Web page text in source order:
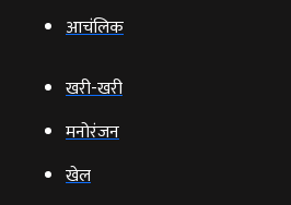
आचंलिक
खरी-खरी
मनोरंजन
खेल